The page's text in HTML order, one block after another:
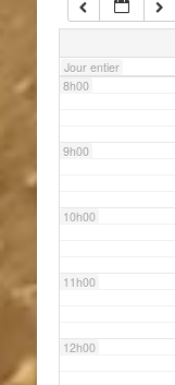
Jour entier
7h00
8h00
9h00
10h00
11h00
12h00